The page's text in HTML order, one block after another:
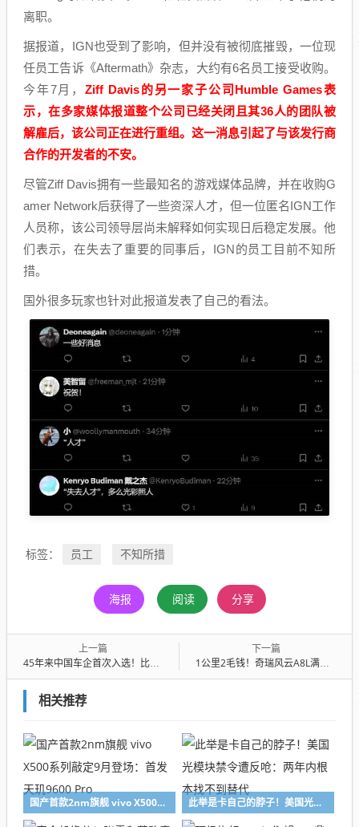
离职。
据报道，IGN也受到了影响，但并没有被彻底摧毁，一位现
任员工告诉《Aftermath》杂志，大约有6名员工接受收购。
今年7月，Ziff Davis的另一家子公司Humble Games表
示，在多家媒体报道整个公司已经关闭且其36人的团队被
解雇后，该公司正在进行重组。这一消息引起了与该发行商
合作的开发者的不安。
尽管Ziff Davis拥有一些最知名的游戏媒体品牌，并在收购G
amer Network后获得了一些资深人才，但一位匿名IGN工作
人员称，该公司领导层尚未解释如何实现日后稳定发展。他
们表示，在失去了重要的同事后，IGN的员工目前不知所
措。
国外很多玩家也针对此报道发表了自己的看法。
标签： 员工 不知所措
海报 阅读 分享
上一篇
45年来中国车企首次入选！比亚迪海豹获日本年度风云车十大最佳车型奖
下一篇
1公里2毛钱！奇瑞风云A8L满油满电跑了2307.8km 创吉尼斯世界纪录
相关推荐
国产首款2nm旗舰 vivo X500系列敲定9月登场：首发天玑9600 Pro 此举是卡自己的脖子！美国光模块禁令遭反呛：两年内根本找不到替代